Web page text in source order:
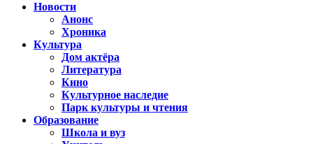
Новости
Анонс
Хроника
Культура
Дом актёра
Литература
Кино
Культурное наследие
Парк культуры и чтения
Образование
Школа и вуз